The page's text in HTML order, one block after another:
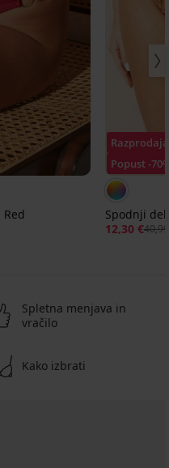
Razprodaja
Popust -
Spodnji
12,30 €
Spletna menjava in
vračilo
Kako izbrati